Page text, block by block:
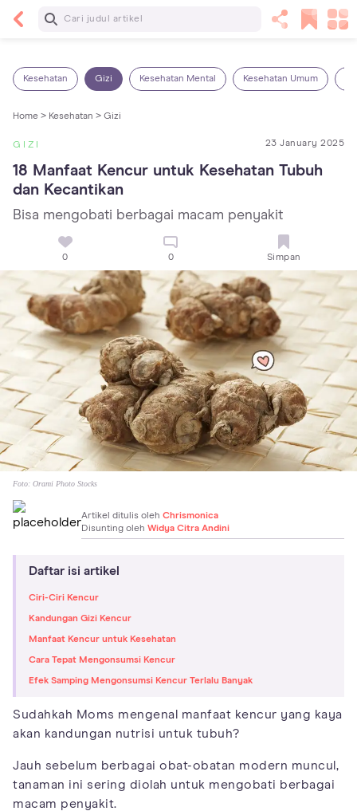
Baca Selanjutnya
Kesehatan Gizi Kesehatan Mental Kesehatan Umum
Home > Kesehatan > Gizi
GIZI 23 January 2025
18 Manfaat Kencur untuk Kesehatan Tubuh
dan Kecantikan
Bisa mengobati berbagai macam penyakit
0 0 Simpan
Foto: Orami Photo Stocks
Artikel ditulis oleh Chrismonica
Disunting oleh Widya Citra Andini
Daftar isi artikel
Ciri-Ciri Kencur
Kandungan Gizi Kencur
Manfaat Kencur untuk Kesehatan
Cara Tepat Mengonsumsi Kencur
Efek Samping Mengonsumsi Kencur Terlalu Banyak
Sudahkah Moms mengenal manfaat kencur yang kaya
akan kandungan nutrisi untuk tubuh?
Jauh sebelum berbagai obat-obatan modern muncul,
tanaman ini sering diolah untuk mengobati berbagai
macam penyakit.